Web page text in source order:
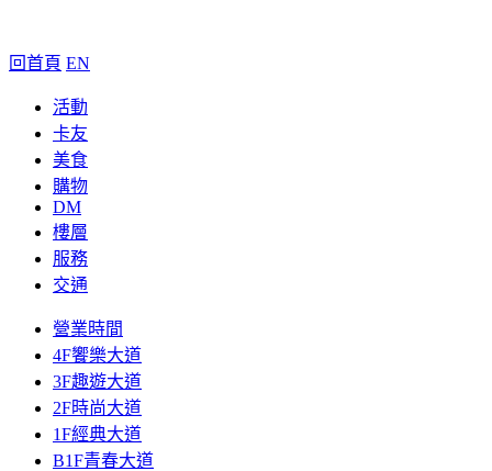
回首頁 EN
活動
卡友
美食
購物
DM
樓層
服務
交通
營業時間
4F饗樂大道
3F趣遊大道
2F時尚大道
1F經典大道
B1F青春大道